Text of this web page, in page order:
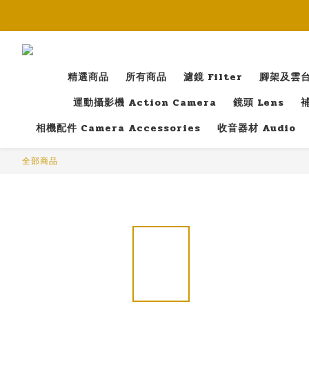
精選商品 所有商品 濾鏡 Filter
腳架及
運動攝影機 Action Camera
鏡頭 Lens
相機配件 Camera Accessories
收音器材 Audio
全部商品